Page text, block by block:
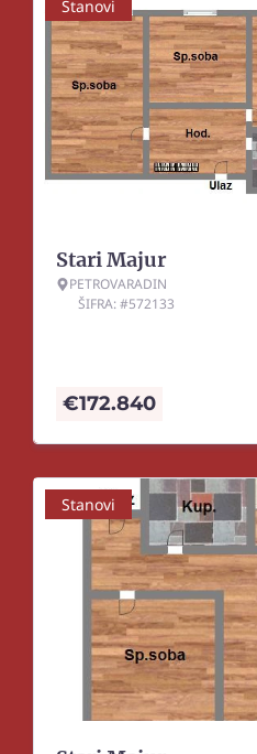
Stanovi
Stari Majur
PETROVARADIN
ŠIFRA: #572133
€172.840
Stanovi